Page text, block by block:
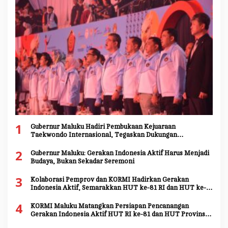
1
Gubernur Maluku Hadiri Pembukaan Kejuaraan
Taekwondo Internasional, Tegaskan Dukungan
2
Gubernur Maluku: Gerakan Indonesia Aktif Harus Menjadi
Budaya, Bukan Sekadar Seremoni
3
Kolaborasi Pemprov dan KORMI Hadirkan Gerakan
Indonesia Aktif, Semarakkan HUT ke-81 RI dan HUT ke-
4
KORMI Maluku Matangkan Persiapan Pencanangan
Gerakan Indonesia Aktif HUT RI ke-81 dan HUT Provinsi